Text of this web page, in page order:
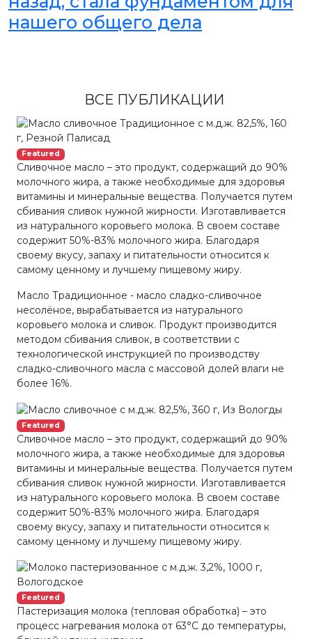
нашего общего дела
ВСЕ ПУБЛИКАЦИИ
Featured
Сливочное масло – это продукт, содержащий до 90%
молочного жира, а также необходимые для здоровья
витамины и минеральные вещества. Получается путем
сбивания сливок нужной жирности. Изготавливается
из натурального коровьего молока. В своем составе
содержит 50%-83% молочного жира. Благодаря
своему вкусу, запаху и питательности относится к
самому ценному и лучшему пищевому жиру.
Масло Традиционное - масло сладко-сливочное
несолёное, вырабатывается из натурального
коровьего молока и сливок. Продукт производится
методом сбивания сливок, в соответствии с
технологической инструкцией по производству
сладко-сливочного масла с массовой долей влаги не
более 16%.
Featured
Сливочное масло – это продукт, содержащий до 90%
молочного жира, а также необходимые для здоровья
витамины и минеральные вещества. Получается путем
сбивания сливок нужной жирности. Изготавливается
из натурального коровьего молока. В своем составе
содержит 50%-83% молочного жира. Благодаря
своему вкусу, запаху и питательности относится к
самому ценному и лучшему пищевому жиру.
Featured
Пастеризация молока (тепловая обработка) – это
процесс нагревания молока от 63°С до температуры,